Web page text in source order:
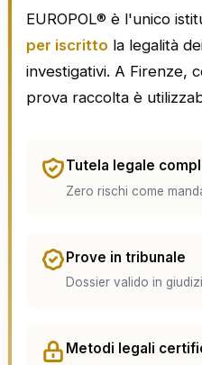
EUROPOL® è l'unico
per iscritto la legalità
investigativi. A Firenze,
prova raccolta è
Tutela legale
Zero rischi come
Prove in tribunale
Dossier valido in
Metodi legali